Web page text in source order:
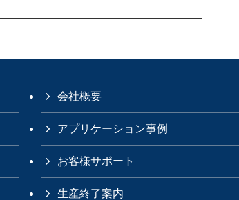
会社概要
アプリケーション事例
お客様サポート
生産終了案内